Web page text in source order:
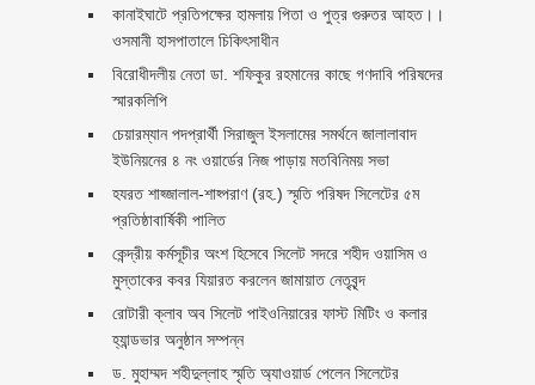
কানাইঘাটে প্রতিপক্ষের হামলায় পিতা ও পুত্র গুরুতর আহত।।
ওসমানী হাসপাতালে চিকিৎসাধীন
বিরোধীদলীয় নেতা ডা. শফিকুর রহমানের কাছে গণদাবি পরিষদের
স্মারকলিপি ‎
চেয়ারম্যান পদপ্রার্থী সিরাজুল ইসলামের সমর্থনে জালালাবাদ
ইউনিয়নের ৪ নং ওয়ার্ডের নিজ পাড়ায় মতবিনিময় সভা
হযরত শাহ্জালাল-শাহ্পরাণ (রহ.) স্মৃতি পরিষদ সিলেটের ৫ম
প্রতিষ্ঠাবার্ষিকী পালিত ‎​
কেন্দ্রীয় কর্মসূচীর অংশ হিসেবে সিলেট সদরে শহীদ ওয়াসিম ও
মুস্তাকের কবর যিয়ারত করলেন জামায়াত নেতৃবৃন্দ ‎
রোটারী ক্লাব অব সিলেট পাইওনিয়ারের ফাস্ট মিটিং ও কলার
হ্যান্ডভার অনুষ্ঠান সম্পন্ন
ড. মুহাম্মদ শহীদুল্লাহ স্মৃতি অ্যাওয়ার্ড পেলেন সিলেটের